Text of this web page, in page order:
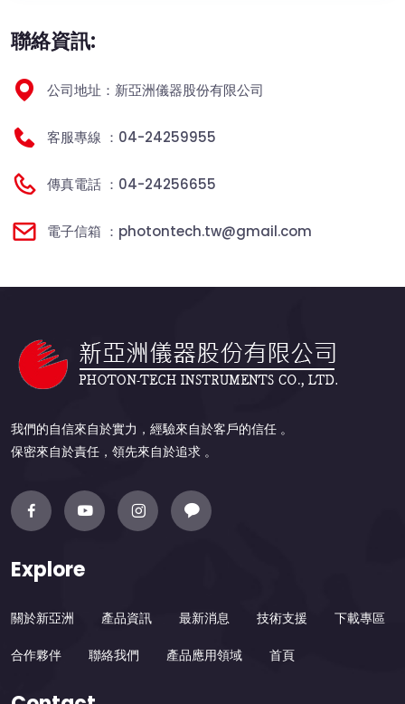
聯絡資訊:
公司地址：新亞洲儀器股份有限公司
客服專線 ：04-24259955
傳真電話 ：04-24256655
電子信箱 ：photontech.tw@gmail.com
我們的自信來自於實力，經驗來自於客戶的信任 。
保密來自於責任，領先來自於追求 。
Explore
關於新亞洲 產品資訊 最新消息 技術支援 下載專區
合作夥伴 聯絡我們 產品應用領域 首頁